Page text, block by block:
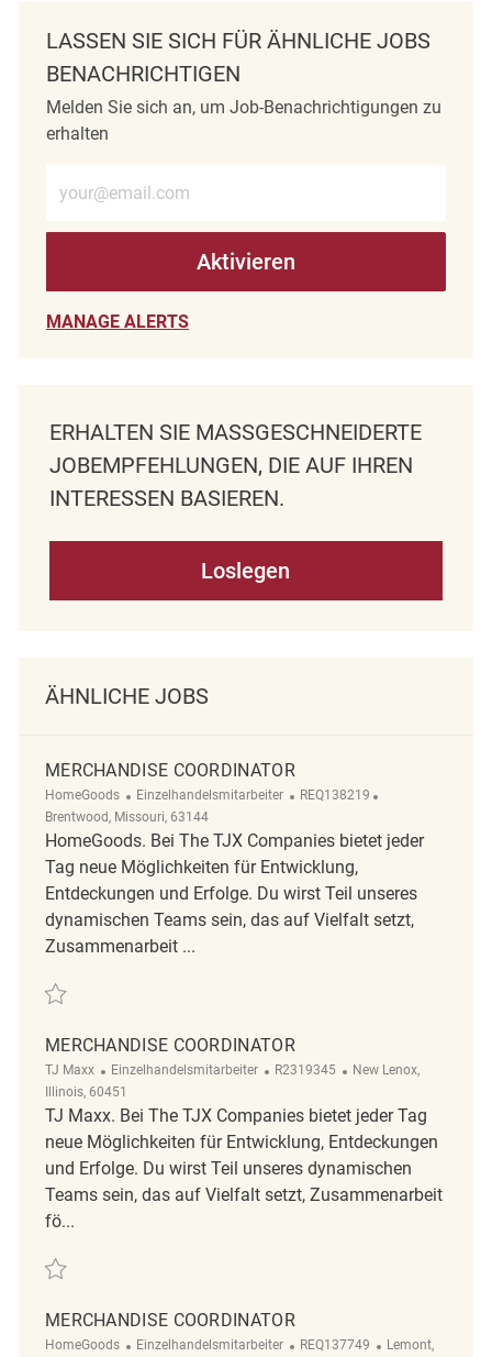
LASSEN SIE SICH FÜR ÄHNLICHE JOBS
BENACHRICHTIGEN
Melden Sie sich an, um Job-Benachrichtigungen zu
erhalten
Aktivieren
MANAGE ALERTS
ERHALTEN SIE MASSGESCHNEIDERTE J
OBEMPFEHLUNGEN, DIE AUF IHREN I
NTERESSEN BASIEREN.
Loslegen
ÄHNLICHE JOBS
MERCHANDISE COORDINATOR
HomeGoods Kategorie
Einzelhandelsmitarbeiter ReqId
REQ138219
Brentwood, Missouri, 63144
HomeGoods. Bei The TJX Companies bietet jeder
Tag neue Möglichkeiten für Entwicklung,
Entdeckungen und Erfolge. Du wirst Teil unseres
dynamischen Teams sein, das auf Vielfalt setzt,
Zusammenarbeit ...
Retten Merchandise Coordinator REQ138219
MERCHANDISE COORDINATOR
TJ Maxx Kategorie
Einzelhandelsmitarbeiter ReqId
R2319345 Ort
New Lenox,
Illinois, 60451
TJ Maxx. Bei The TJX Companies bietet jeder Tag
neue Möglichkeiten für Entwicklung, Entdeckungen
und Erfolge. Du wirst Teil unseres dynamischen
Teams sein, das auf Vielfalt setzt, Zusammenarbeit
fö...
Retten Merchandise Coordinator R2319345
MERCHANDISE COORDINATOR
HomeGoods Kategorie
Einzelhandelsmitarbeiter ReqId
REQ137749 Ort
Lemont,